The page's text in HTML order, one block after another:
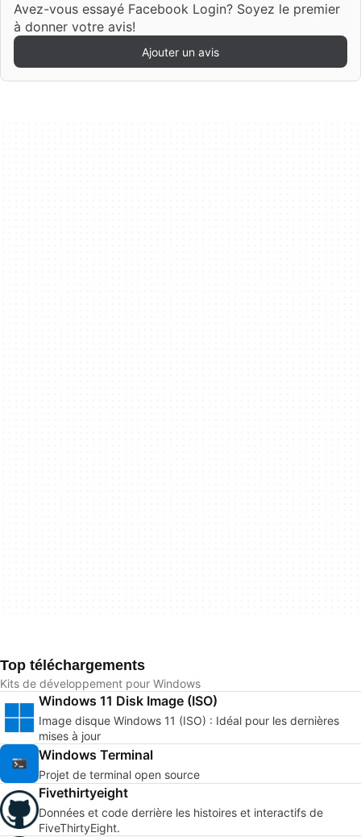
Avez-vous essayé Facebook Login? Soyez le premier
à donner votre avis!
Ajouter un avis
Top téléchargements
Kits de développement pour Windows
Windows 11 Disk Image (ISO)
Image disque Windows 11 (ISO) : Idéal pour les dernières
mises à jour
Windows Terminal
Projet de terminal open source
Fivethirtyeight
Données et code derrière les histoires et interactifs de
FiveThirtyEight.